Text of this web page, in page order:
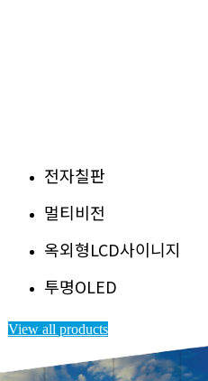
전자칠판
멀티비전
옥외형LCD사이니지
투명OLED
View all products